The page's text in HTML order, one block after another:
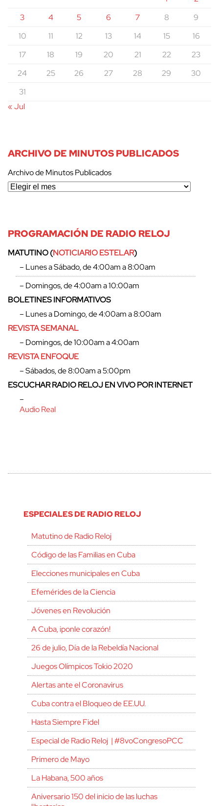
3
4 5 6 7 8
9
10
11 12 13 14 15
16
17
18 19 20 21 22
23
24
25 26 27 28 29
30
31
« Jul
ARCHIVO DE MINUTOS PUBLICADOS
Archivo de Minutos Publicados
PROGRAMACIÓN DE RADIO RELOJ
MATUTINO (NOTICIARIO ESTELAR)
– Lunes a Sábado, de 4:00am a 8:00am
– Domingos, de 4:00am a 10:00am
BOLETINES INFORMATIVOS
– Lunes a Domingo, de 4:00am a 8:00am
REVISTA SEMANAL
– Domingos, de 10:00am a 4:00am
REVISTA ENFOQUE
– Sábados, de 8:00am a 5:00pm
ESCUCHAR RADIO RELOJ EN VIVO POR INTERNET
–
Audio Real
ESPECIALES DE RADIO RELOJ
Matutino de Radio Reloj
Código de las Familias en Cuba
Elecciones municipales en Cuba
Efemérides de la Ciencia
Jóvenes en Revolución
A Cuba, ¡ponle corazón!
26 de julio, Día de la Rebeldía Nacional
Juegos Olímpicos Tokio 2020
Alertas ante el Coronavirus
Cuba contra el Bloqueo de EE.UU.
Hasta Siempre Fidel
Especial de Radio Reloj | #8voCongresoPCC
Primero de Mayo
La Habana, 500 años
Aniversario 150 del inicio de las luchas